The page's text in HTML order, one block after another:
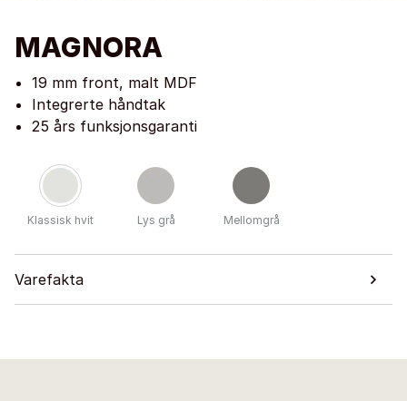
MAGNORA
19 mm front, malt MDF
Integrerte håndtak
25 års funksjonsgaranti
Klassisk hvit Lys grå Mellomgrå
Varefakta